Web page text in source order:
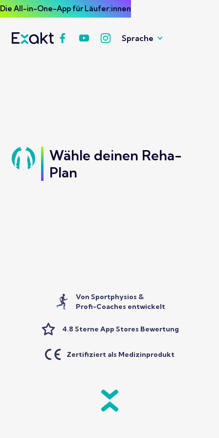
Die All-in-One-App für Läufer:innen
Sprache
Wähle deinen Reha-
Plan
Von Sportphysios &
Profi-Coaches entwickelt
4.8 Sterne App Stores Bewertung
Zertifiziert als Medizinprodukt